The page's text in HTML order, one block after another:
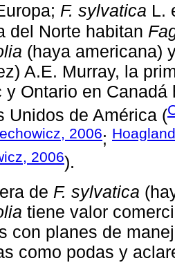
F. sylvatica L.
del Norte habitan
(haya americana)
A.E. Murray, la
y Ontario en
Unidos de América (
2006;
2006).
de F. sylvatica
tiene valor
con planes de
como podas y